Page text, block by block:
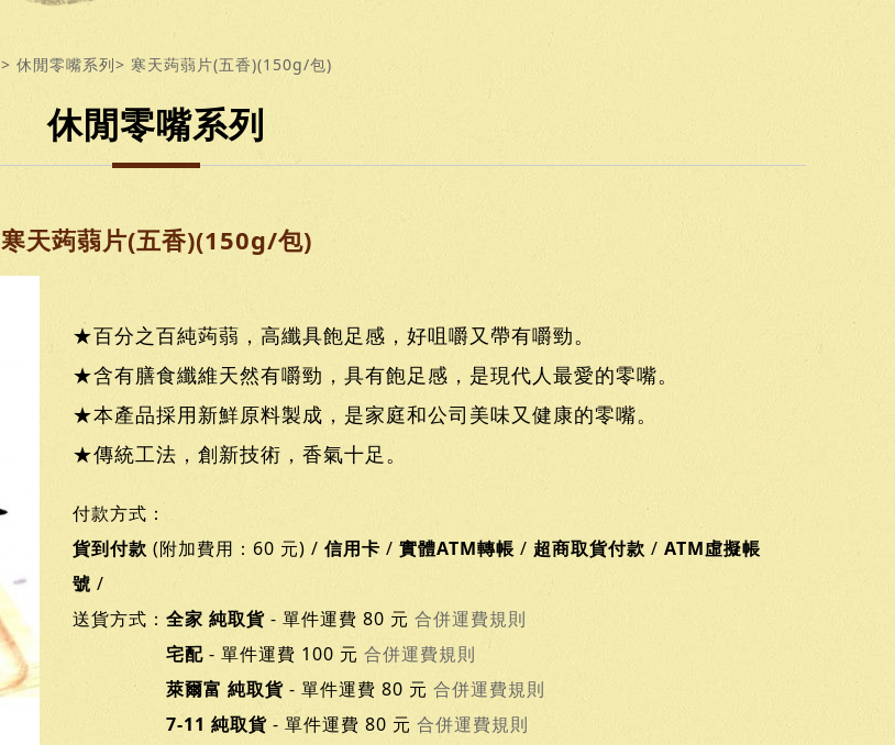
休閒零嘴系列 寒天蒟蒻片(五香)(150g/包)
休閒零嘴系列
寒天蒟蒻片(五香)(150g/包)
★百分之百純蒟蒻，高纖具飽足感，好咀嚼又帶有嚼勁。
★含有膳食纖維天然有嚼勁，具有飽足感，是現代人最愛的零嘴。
★本產品採用新鮮原料製成，是家庭和公司美味又健康的零嘴。
★傳統工法，創新技術，香氣十足。
付款方式：
貨到付款 (附加費用：60 元) / 信用卡 / 實體ATM轉帳 / 超商取貨付款 / ATM虛擬帳
號 /
送貨方式： 全家 純取貨- 單件運費 80 元 合併運費規則
宅配- 單件運費 100 元 合併運費規則
萊爾富 純取貨- 單件運費 80 元 合併運費規則
7-11 純取貨- 單件運費 80 元 合併運費規則